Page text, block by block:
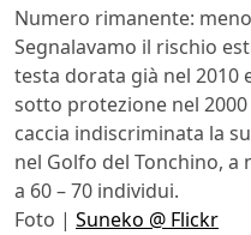
Numero rimanente:
Segnalavamo il rischio
testa dorata già nel 2010
sotto protezione nel
caccia indiscriminata la
nel Golfo del Tonchino,
a 60 – 70 individui.
Foto | Suneko @ Flickr